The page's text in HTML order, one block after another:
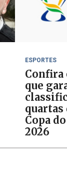
ESPORTES
Confira
que
quartas
Copa
2026